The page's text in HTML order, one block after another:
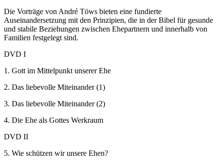
Die Vorträge von André Töws bieten eine fundierte
Auseinandersetzung mit den Prinzipien, die in der Bibel für gesunde
und stabile Beziehungen zwischen Ehepartnern und innerhalb von
Familien festgelegt sind.
DVD I
1. Gott im Mittelpunkt unserer Ehe
2. Das liebevolle Miteinander (1)
3. Das liebevolle Miteinander (2)
4. Die Ehe als Gottes Werkraum
DVD II
5. Wie schützen wir unsere Ehen?